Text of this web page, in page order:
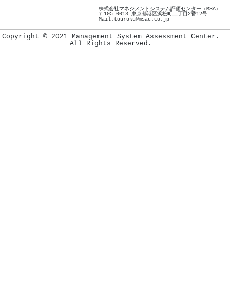
株式会社マネジメントシステム評価センター（MSA）
〒105-0013 東京都港区浜松町二丁目2番12号
Mail:touroku@msac.co.jp
Copyright © 2021 Management System Assessment Center.
All Rights Reserved.